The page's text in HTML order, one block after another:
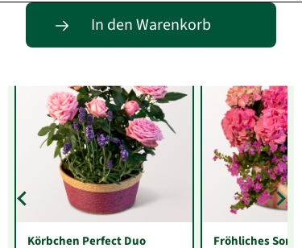
In den Warenkorb
Entdecke passende Alternativen
Körbchen Perfect Duo Fröhliches